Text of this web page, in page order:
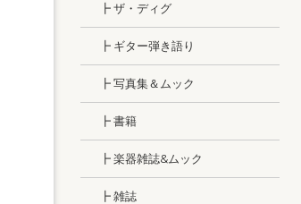
┣ ザ・ディグ
┣ ギター弾き語り
┣ 写真集＆ムック
┣ 書籍
┣ 楽器雑誌&ムック
┣ 雑誌